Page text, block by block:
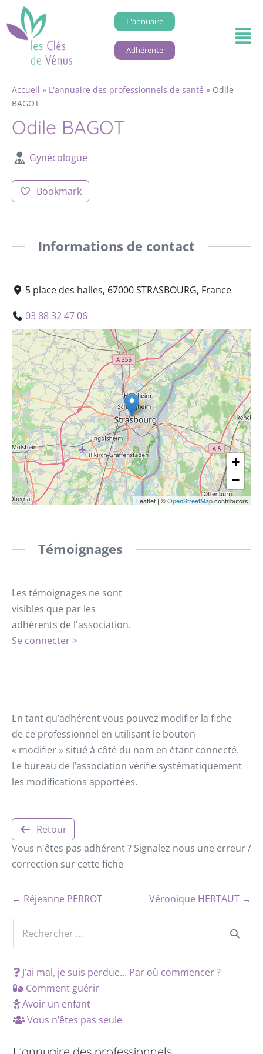
L'annuaire
Adhérente
Accueil » L'annuaire des professionnels de santé » Odile
BAGOT
Odile BAGOT
Gynécologue
Bookmark
Informations de contact
5 place des halles, 67000 STRASBOURG, France
03 88 32 47 06
+
−
Leaflet | ©OpenStreetMapcontributors
Témoignages
Les témoignages ne sont
visibles que par les
adhérents de l'association.
Se connecter >
En tant qu’adhérent vous pouvez modifier la fiche
de ce professionnel en utilisant le bouton
« modifier » situé à côté du nom en étant connecté.
Le bureau de l’association vérifie systématiquement
les modifications apportées.
Retour
Vous n'êtes pas adhérent ? Signalez nous une erreur /
correction sur cette fiche
← Réjeanne PERROT Véronique HERTAUT →
J’ai mal, je suis perdue… Par où commencer ?
Comment guérir
Avoir un enfant
Vous n’êtes pas seule